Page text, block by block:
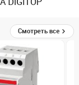
Смотреть все